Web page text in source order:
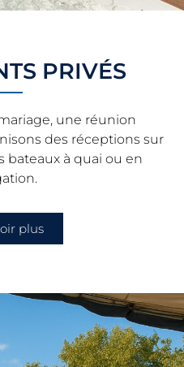
PRIVÉS
une réunion
des réceptions sur
bateaux à quai ou en
plus